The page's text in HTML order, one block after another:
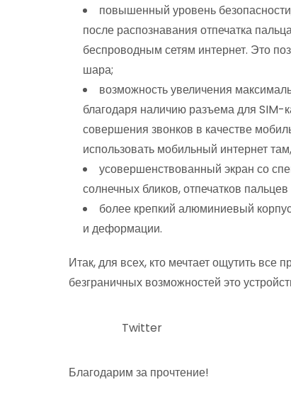
повышенный уровень
после распознавания отпечатка
беспроводным сетям интернет. Это
шара;
возможность увеличения
благодаря наличию разъема для SIM-
совершения звонков в качестве
использовать мобильный интернет
усовершенствованный экран со
солнечных бликов, отпечатков
более крепкий алюминиевый
и деформации.
Итак, для всех, кто мечтает ощутить все
безграничных возможностей это
Twitter
Благодарим за прочтение!